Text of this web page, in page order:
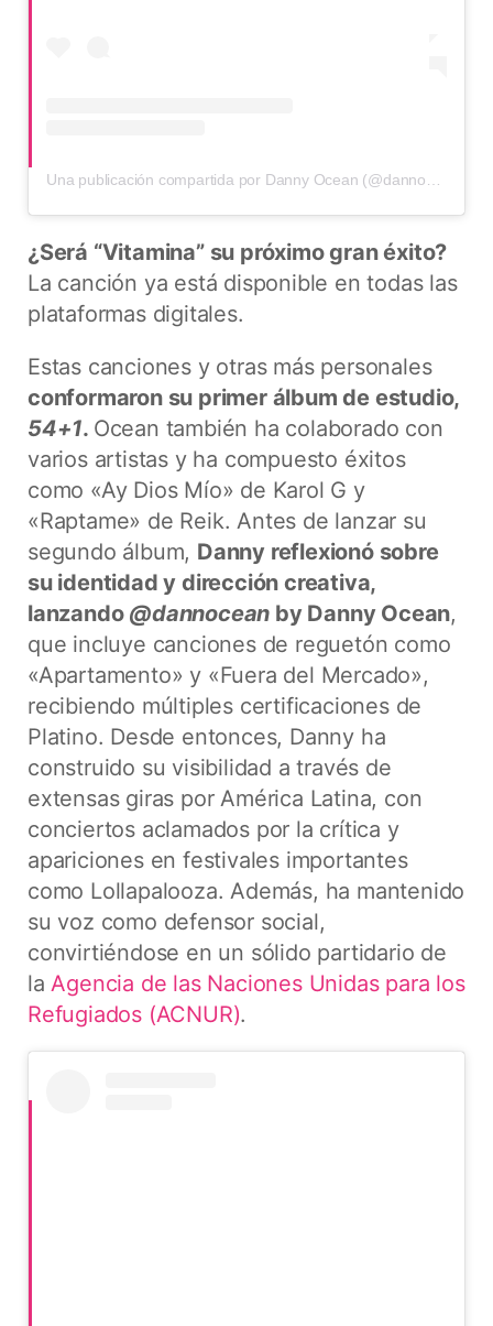
Una publicación compartida por Danny Ocean (@dannocean)
¿Será “Vitamina” su próximo gran éxito?
La canción ya está disponible en todas las
plataformas digitales.
Estas canciones y otras más personales
conformaron su primer álbum de estudio,
54+1. Ocean también ha colaborado con
varios artistas y ha compuesto éxitos
como «Ay Dios Mío» de Karol G y
«Raptame» de Reik. Antes de lanzar su
segundo álbum, Danny reflexionó sobre
su identidad y dirección creativa,
lanzando @dannocean by Danny Ocean,
que incluye canciones de reguetón como
«Apartamento» y «Fuera del Mercado»,
recibiendo múltiples certificaciones de
Platino. Desde entonces, Danny ha
construido su visibilidad a través de
extensas giras por América Latina, con
conciertos aclamados por la crítica y
apariciones en festivales importantes
como Lollapalooza. Además, ha mantenido
su voz como defensor social,
convirtiéndose en un sólido partidario de
laAgencia de las Naciones Unidas para los
Refugiados (ACNUR).